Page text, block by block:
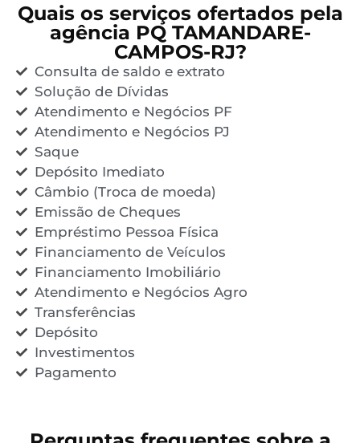
Quais os serviços ofertados pela
agência PQ TAMANDARE-
CAMPOS-RJ?
Consulta de saldo e extrato
Solução de Dívidas
Atendimento e Negócios PF
Atendimento e Negócios PJ
Saque
Depósito Imediato
Câmbio (Troca de moeda)
Emissão de Cheques
Empréstimo Pessoa Física
Financiamento de Veículos
Financiamento Imobiliário
Atendimento e Negócios Agro
Transferências
Depósito
Investimentos
Pagamento